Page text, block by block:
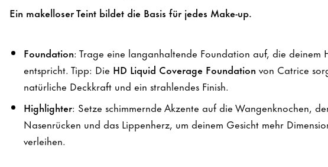
Ein makelloser Teint bildet die Basis für jedes Make-up.
Foundation: Trage eine langanhaltende Foundation auf, die deinem
entspricht. Tipp: Die HD Liquid Coverage Foundation von Catrice
natürliche Deckkraft und ein strahlendes Finish.
Highlighter: Setze schimmernde Akzente auf die Wangenknochen,
Nasenrücken und das Lippenherz, um deinem Gesicht mehr
verleihen.